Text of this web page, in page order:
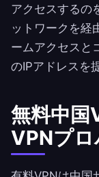
アクセスするの
ットワークを経
ームアクセスと
のIPアドレスを
無料中国
VPNプ